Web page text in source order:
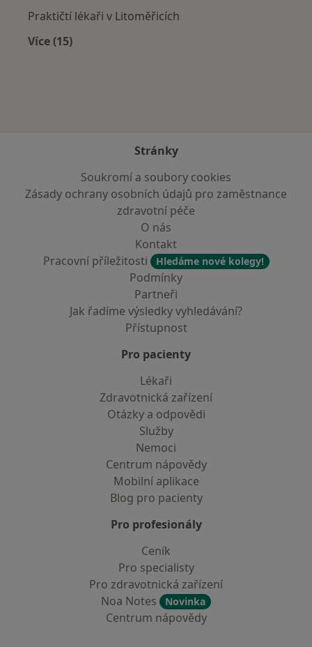
Praktičtí lékaři v Litoměřicích
Více (15)
Stránky
Soukromí a soubory cookies
Zásady ochrany osobních údajů pro zaměstnance
zdravotní péče
O nás
Kontakt
Pracovní příležitosti
Hledáme nové kolegy!
Podmínky
Partneři
Jak řadíme výsledky vyhledávání?
Přístupnost
Pro pacienty
Lékaři
Zdravotnická zařízení
Otázky a odpovědi
Služby
Nemoci
Centrum nápovědy
Mobilní aplikace
Blog pro pacienty
Pro profesionály
Ceník
Pro specialisty
Pro zdravotnická zařízení
Noa Notes
Novinka
Centrum nápovědy